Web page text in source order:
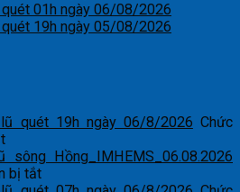
quét 01h ngày 06/08/2026
quét 19h ngày 05/08/2026
quét 19h ngày 06/8/2026 Chức
ở
Bản
tin
Hồng_IMHEMS_06.08.2026
bị tắtở